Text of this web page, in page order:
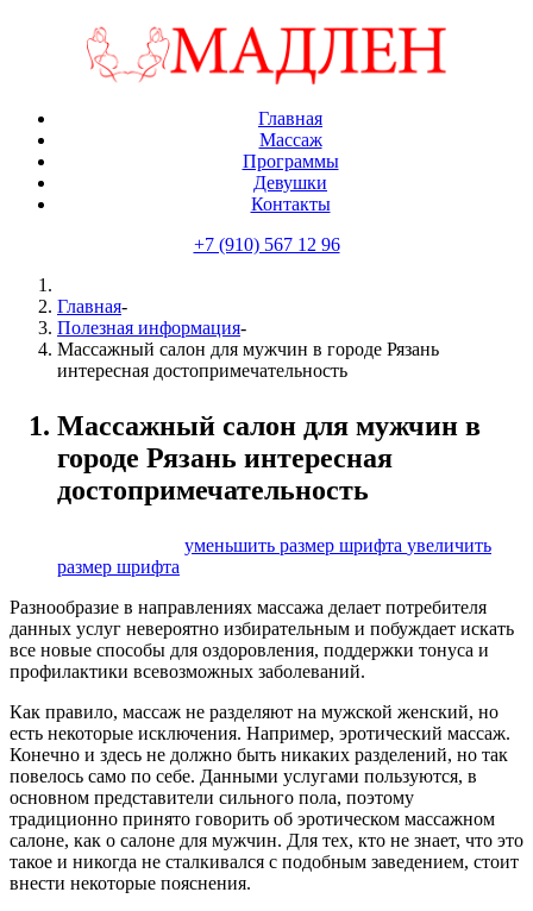
Главная
Массаж
Программы
Девушки
Контакты
+7 (910) 567 12 96
Главная-
Полезная информация-
Массажный салон для мужчин в городе Рязань
интересная достопримечательность
Массажный салон для мужчин в
городе Рязань интересная
достопримечательность
уменьшить размер шрифта увеличить
размер шрифта
Разнообразие в направлениях массажа делает потребителя
данных услуг невероятно избирательным и побуждает искать
все новые способы для оздоровления, поддержки тонуса и
профилактики всевозможных заболеваний.
Как правило, массаж не разделяют на мужской женский, но
есть некоторые исключения. Например, эротический массаж.
Конечно и здесь не должно быть никаких разделений, но так
повелось само по себе. Данными услугами пользуются, в
основном представители сильного пола, поэтому
традиционно принято говорить об эротическом массажном
салоне, как о салоне для мужчин. Для тех, кто не знает, что это
такое и никогда не сталкивался с подобным заведением, стоит
внести некоторые пояснения.